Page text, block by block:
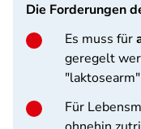
Die Forderungen
Es muss für
geregelt
Für